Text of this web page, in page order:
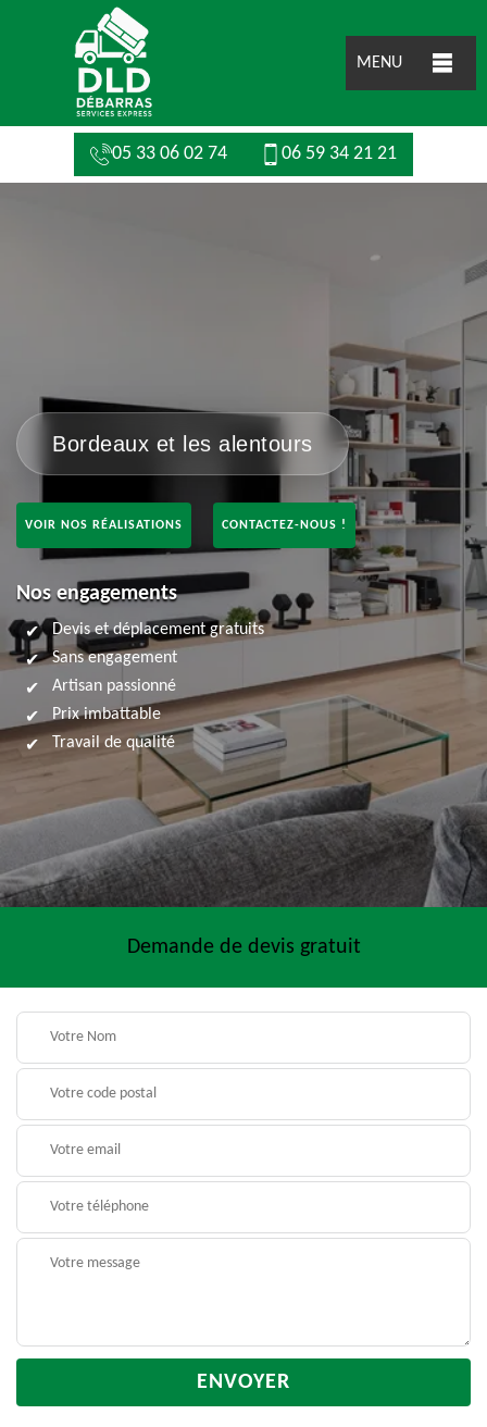
MENU
05 33 06 02 74 06 59 34 21 21
Bordeaux et les alentours
VOIR NOS RÉALISATIONS CONTACTEZ-NOUS !
Nos engagements
Devis et déplacement gratuits
Sans engagement
Artisan passionné
Prix imbattable
Travail de qualité
Demande de devis gratuit